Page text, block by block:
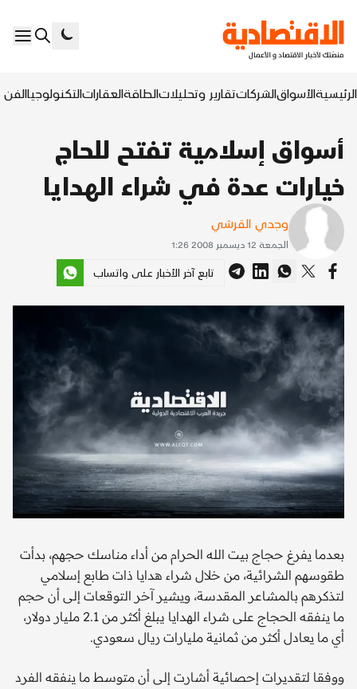
الرئيسيةالأسواقالشركاتتقارير وتحليلاتالطاقةالعقاراتالتكنولوجياالفن
أسواق إسلامية تفتح للحاج
خيارات عدة في شراء الهدايا
وجدي القرشي
الجمعة 12 ديسمبر 2008 1:26
تابع آخر الأخبار على واتساب
بعدما يفرغ حجاج بيت الله الحرام من أداء مناسك حجهم، بدأت
طقوسهم الشرائية، من خلال شراء هدايا ذات طابع إسلامي
لتذكرهم بالمشاعر المقدسة، ويشير آخر التوقعات إلى أن حجم
ما ينفقه الحجاج على شراء الهدايا يبلغ أكثر من 2.1 مليار دولار،
أي ما يعادل أكثر من ثمانية مليارات ريال سعودي.
ووفقا لتقديرات إحصائية أشارت إلى أن متوسط ما ينفقه الفرد